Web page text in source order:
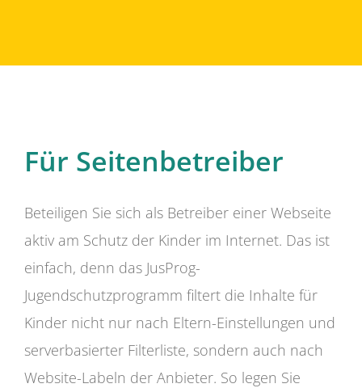
Für Seitenbetreiber
Beteiligen Sie sich als Betreiber einer Webseite
aktiv am Schutz der Kinder im Internet. Das ist
einfach, denn das JusProg-
Jugendschutzprogramm filtert die Inhalte für
Kinder nicht nur nach Eltern-Einstellungen und
serverbasierter Filterliste, sondern auch nach
Website-Labeln der Anbieter. So legen Sie